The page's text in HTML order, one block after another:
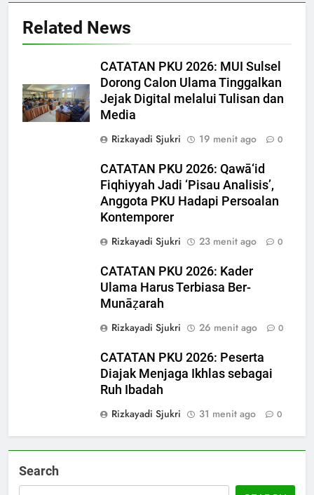
Related News
CATATAN PKU 2026: MUI Sulsel
Dorong Calon Ulama Tinggalkan
Jejak Digital melalui Tulisan dan
Media
Rizkayadi Sjukri
19 menit ago 0
CATATAN PKU 2026: Qawā‘id
Fiqhiyyah Jadi ‘Pisau Analisis’,
Anggota PKU Hadapi Persoalan
Kontemporer
Rizkayadi Sjukri
23 menit ago 0
CATATAN PKU 2026: Kader
Ulama Harus Terbiasa Ber-
Munāẓarah
Rizkayadi Sjukri
26 menit ago 0
CATATAN PKU 2026: Peserta
Diajak Menjaga Ikhlas sebagai
Ruh Ibadah
Rizkayadi Sjukri
31 menit ago 0
Search
CATATAN PKU 2026: Perdalam
Qawaʿid Fiqhiyyah, Arham
Ahmad: Ilmu Harus Menjadi
NEWS
Pro-Kontra Pendirian
OPINI